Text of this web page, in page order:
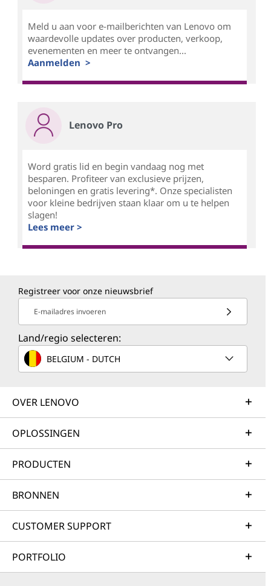
Meld u aan voor e-mailberichten van Lenovo om
waardevolle updates over producten, verkoop,
evenementen en meer te ontvangen...
Aanmelden >
Lenovo Pro
Word gratis lid en begin vandaag nog met
besparen. Profiteer van exclusieve prijzen,
beloningen en gratis levering*. Onze specialisten
voor kleine bedrijven staan klaar om u te helpen
slagen!
Lees meer >
Registreer voor onze nieuwsbrief
E-mailadres invoeren
Land/regio selecteren:
BELGIUM - DUTCH
OVER LENOVO
OPLOSSINGEN
PRODUCTEN
BRONNEN
CUSTOMER SUPPORT
PORTFOLIO